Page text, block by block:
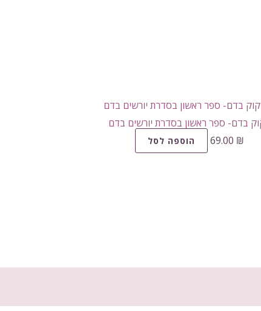
בדם- ספר ראשון בסדרת יורשים בדם
69.00 ₪ הוספה לסל